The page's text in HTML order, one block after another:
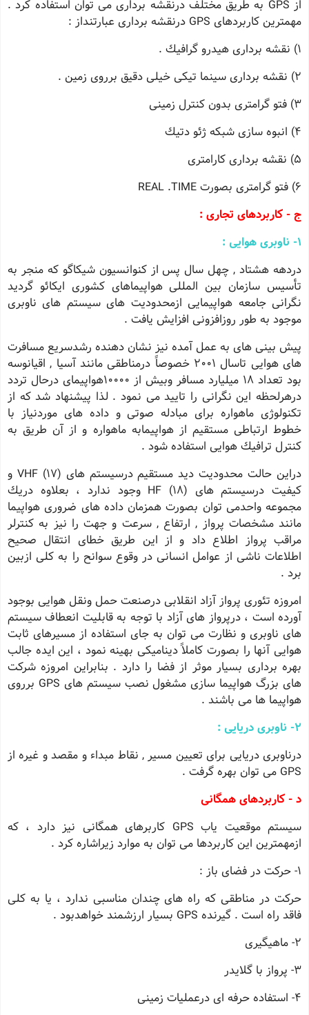
از GPS به طریق مختلف درنقشه برداری می توان استفاده كرد .
مهمترین كاربردهای GPS درنقشه برداری عبارتنداز :
1) نقشه برداری هیدرو گرافیك .
2) نقشه برداری سینما تیكی خیلی دقیق برروی زمین .
3) فتو گرامتری بدون كنترل زمینی
4) انبوه سازی شبكه ژئو دتیك
5) نقشه برداری كارامتری
6) فتو گرامتری بصورت REAL .TIME
ج - كاربردهای تجاری :
1- ناوبری هوایی :
دردهه هشتاد , چهل سال پس از كنوانسیون شیكاگو كه منجر به
تأسیس سازمان بین المللی هواپیماهای كشوری ایكائو گردید
نگرانی جامعه هواپیمایی ازمحدودیت های سیستم های ناوبری
موجود به طور روزافزونی افزایش یافت .
پیش بینی های به عمل آمده نیز نشان دهنده رشدسریع مسافرت
های هوایی تاسال 2001 خصوصاً درمناطقی مانند آسیا , اقیانوسه
بود تعداد 18 میلیارد مسافر وبیش از 10000هواپیمای درحال تردد
درهرلحظه این نگرانی را تایید می نمود . لذا پیشنهاد شد كه از
تكنولوژی ماهواره برای مبادله صوتی و داده های موردنیاز با
خطوط ارتباطی مستقیم از هواپیمابه ماهواره و از آن طریق به
كنترل ترافیك هوایی استفاده شود .
دراین حالت محدودیت دید مستقیم درسیستم های (17) VHF و
كیفیت درسیستم های (18) HF وجود ندارد ، بعلاوه دریك
مجموعه واحدمی توان بصورت همزمان داده های ضروری هواپیما
مانند مشخصات پرواز , ارتفاع , سرعت و جهت را نیز به كنترلر
مراقب پرواز اطلاع داد و از این طریق خطای انتقال صحیح
اطلاعات ناشی از عوامل انسانی در وقوع سوانح را به كلی ازبین
برد .
امروزه تئوری پرواز آزاد انقلابی درصنعت حمل ونقل هوایی بوجود
آورده است ، درپرواز های آزاد با توجه به قابلیت انعطاف سیستم
های ناوبری و نظارت می توان به جای استفاده از مسیرهای ثابت
هوایی آنها را بصورت كاملاً دینامیكی بهینه نمود ، این ایده جالب
بهره برداری بسیار موثر از فضا را دارد . بنابراین امروزه شركت
های بزرگ هواپیما سازی مشغول نصب سیستم های GPS برروی
هواپیما ها می باشند .
2- ناوبری دریایی :
درناوبری دریایی برای تعیین مسیر , نقاط مبداء و مقصد و غیره از
GPS می توان بهره گرفت .
د - كاربردهای همگانی
سیستم موقعیت یاب GPS كاربرهای همگانی نیز دارد ، كه
ازمهمترین این كاربردها می توان به موارد زیراشاره كرد .
1- حركت در فضای باز :
حركت در مناطقی كه راه های چندان مناسبی ندارد ، یا به كلی
فاقد راه است . گیرنده GPS بسیار ارزشمند خواهدبود .
2- ماهیگیری
3- پرواز با گلایدر
4- استفاده حرفه ای درعملیات زمینی